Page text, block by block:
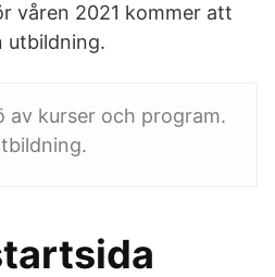
våren 2021 kommer att
utbildning.
av kurser och program.